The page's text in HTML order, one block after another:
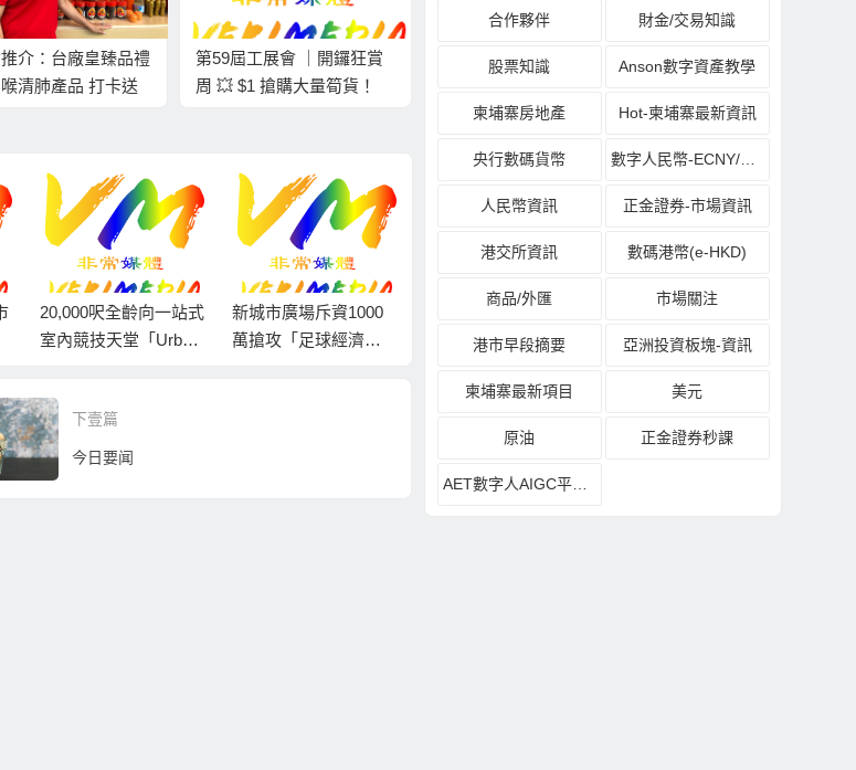
介：台廠皇臻品禮
清肺產品 打卡送
第59屆工展會 ｜開鑼狂賞
周 💥 $1 搶購大量筍貨！
20,000呎全齡向一站式
室內競技天堂「Urban
me 場地登場
新城市廣場斥資1000
萬搶攻「足球經濟」
畢馬威與香港英商會
第22屆年度欖球晚宴
港元善款
金紫荊女企業家協會
首度帶領青委代表走
文頴怡議員作深度交
書》
下壹篇
今日要闻
合作夥伴 財金/交易知識
股票知識 Anson數字資產教學
柬埔寨房地產 Hot-柬埔寨最新資訊
央行數碼貨幣 數字人民幣-ECNY/DCEP
人民幣資訊 正金證券-市場資訊
港交所資訊 數碼港幣(e-HKD)
商品/外匯 市場關注
港市早段摘要 亞洲投資板塊-資訊
柬埔寨最新項目 美元
原油 正金證券秒課
AET數字人AIGC平台發布會